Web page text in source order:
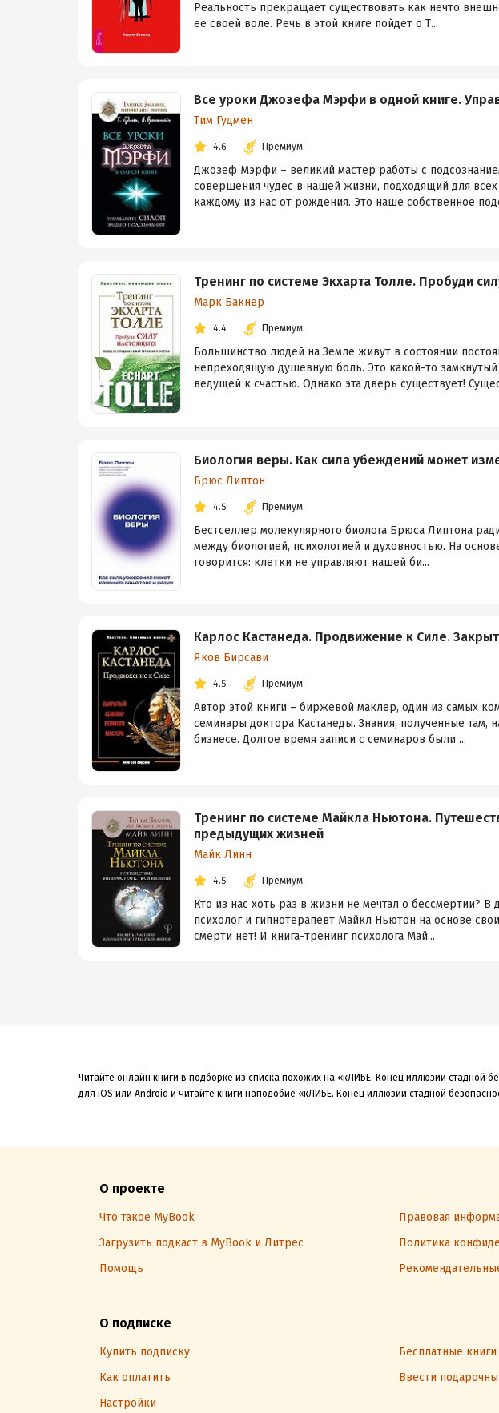
Реальность прекращает существовать как нечто
ее своей воле. Речь в этой книге пойдет о Т...
Все уроки Джозефа Мэрфи в одной книге.
Тим Гудмен
4.6 Премиум
Джозеф Мэрфи – великий мастер работы с
совершения чудес в нашей жизни, подходящий для
каждому из нас от рождения. Это наше собственное
Тренинг по системе Экхарта Толле. Пробуди
Марк Бакнер
4.4 Премиум
Большинство людей на Земле живут в состоянии
непреходящую душевную боль. Это какой-то
ведущей к счастью. Однако эта дверь существует!
Биология веры. Как сила убеждений может
Брюс Липтон
4.5 Премиум
Бестселлер молекулярного биолога Брюса Липтона
между биологией, психологией и духовностью. На
говорится: клетки не управляют нашей би...
Карлос Кастанеда. Продвижение к Силе.
Яков Бирсави
4.5 Премиум
Автор этой книги – биржевой маклер, один из самых
семинары доктора Кастанеды. Знания, полученные там,
бизнесе. Долгое время записи с семинаров были ...
Тренинг по системе Майкла Ньютона.
предыдущих жизней
Майк Линн
4.5 Премиум
Кто из нас хоть раз в жизни не мечтал о бессмертии?
психолог и гипнотерапевт Майкл Ньютон на основе
смерти нет! И книга-тренинг психолога Май...
Читайте онлайн книги в подборке из списка похожих на «кЛИБЕ. Конец иллюзии стадной
для iOS или Android и читайте книги наподобие «кЛИБЕ. Конец иллюзии стадной
О проекте
Что такое MyBook Правовая
Загрузить подкаст в MyBook и Литрес
Политика
Помощь
О подписке
Купить подписку Бесплатные книги
Как оплатить
Ввести
Настройки